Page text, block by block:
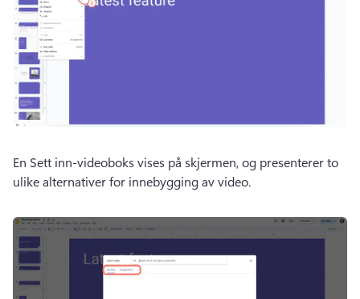
En Sett inn-videoboks vises på skjermen, og presenterer to
ulike alternativer for innebygging av video.